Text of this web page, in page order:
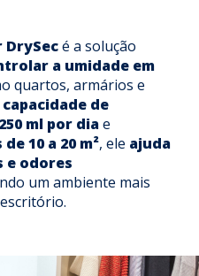
DrySecé a solução
a umidade em
quartos, armários e
capacidade de
ml por diae
10 a 20 m², ele ajuda
e odores
um ambiente mais